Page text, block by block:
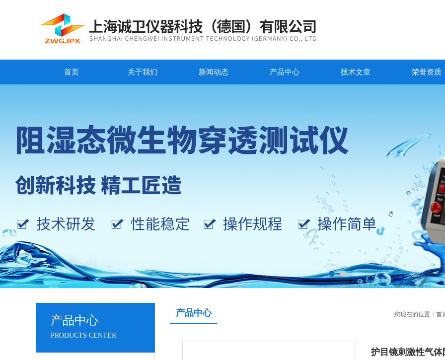
首页 关于我们 新闻动态 产品中心 技术文章 荣誉资质
产品中心
PRODUCTS CENTER
产品中心 您现在的位置： 首
护目镜刺激性气